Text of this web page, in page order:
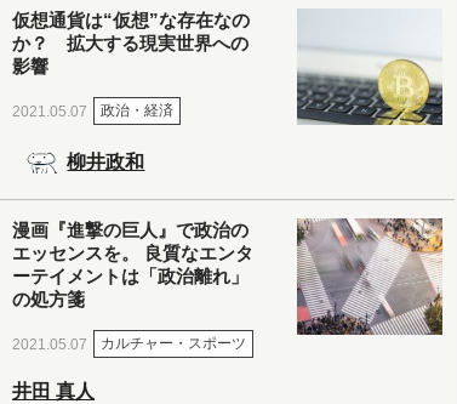
仮想通貨は“仮想”な存在なの
か？ 拡大する現実世界への
影響
2021.05.07 政治・経済
柳井政和
漫画『進撃の巨人』で政治の
エッセンスを。 良質なエンタ
ーテイメントは「政治離れ」
の処方箋
2021.05.07 カルチャー・スポーツ
井田 真人